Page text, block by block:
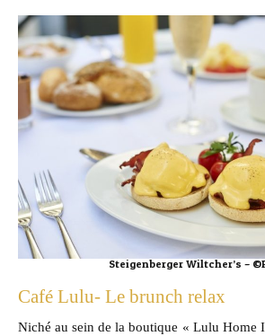
Steigenberger Wiltcher’s –
Café Lulu- Le brunch relax
Niché au sein de la boutique « Lulu Home